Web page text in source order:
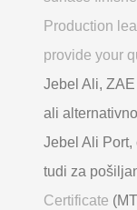
Production
provide your
Jebel Ali,
ali
Jebel Ali
tudi za
Certificate